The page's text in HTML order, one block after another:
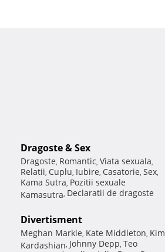
Dragoste & Sex
Dragoste, Romantic, Viata sexuala,
Relatii, Cuplu, Iubire, Casatorie, Sex,
Kama Sutra, Pozitii sexuale
Kamasutra, Declaratii de dragoste
Divertisment
Meghan Markle, Kate Middleton, Kim
Kardashian, Johnny Depp, Teo